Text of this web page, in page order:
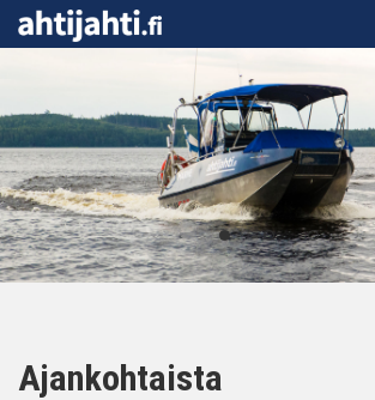
Ajankohtaista